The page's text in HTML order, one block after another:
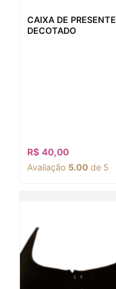
CAIXA DE PRESENTE
DECOTADO
R$ 40,00
Avaliação 5.00 de 5